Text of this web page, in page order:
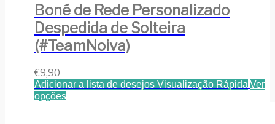
Boné de Rede Personalizado
Despedida de Solteira
(#TeamNoiva)
€9,90
Adicionar a lista de desejos Visualização Rápida Ver
opções